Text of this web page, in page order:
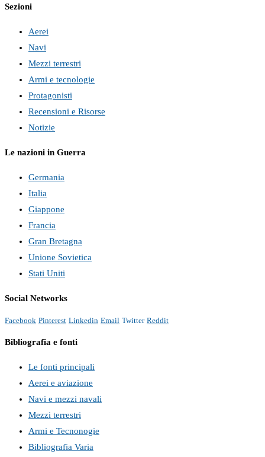
Sezioni
Aerei
Navi
Mezzi terrestri
Armi e tecnologie
Protagonisti
Recensioni e Risorse
Notizie
Le nazioni in Guerra
Germania
Italia
Giappone
Francia
Gran Bretagna
Unione Sovietica
Stati Uniti
Social Networks
Facebook Pinterest Linkedin Email Twitter Reddit
Bibliografia e fonti
Le fonti principali
Aerei e aviazione
Navi e mezzi navali
Mezzi terrestri
Armi e Tecnonogie
Bibliografia Varia